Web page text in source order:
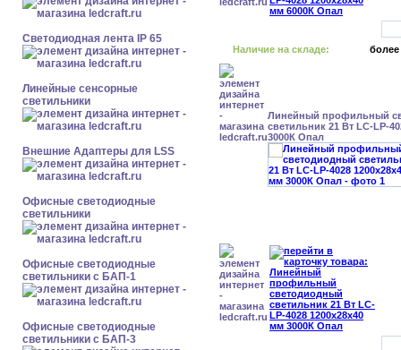
Светодиодная лента IP 65
Линейные сенсорные
светильники
Внешние Адаптеры для LSS
Офисные светодиодные
светильники
Офисные светодиодные
светильники с БАП-1
Офисные светодиодные
светильники с БАП-3
Наличие на складе: более
Линейный профильный
светильник 21 Вт LC-LP-
3000К Опал